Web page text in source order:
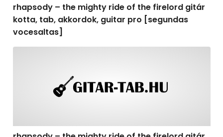
rhapsody – the mighty ride of the firelord gitár
kotta, tab, akkordok, guitar pro [segundas
vocesaltas]